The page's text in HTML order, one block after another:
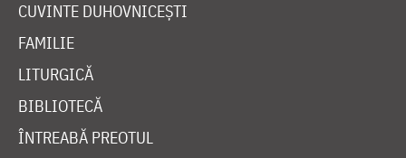
CUVINTE DUHOVNICEȘTI
FAMILIE
LITURGICĂ
BIBLIOTECĂ
ÎNTREABĂ PREOTUL